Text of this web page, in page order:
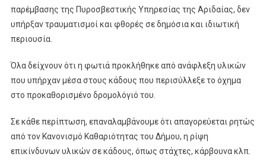
παρέμβασης της Πυροσβεστικής Υπηρεσίας της Αριδαίας, δεν
υπήρξαν τραυματισμοί και φθορές σε δημόσια και ιδιωτική
περιουσία.
Όλα δείχνουν ότι η φωτιά προκλήθηκε από ανάφλεξη υλικών
που υπήρχαν μέσα στους κάδους που περισύλλεξε το όχημα
στο προκαθορισμένο δρομολόγιό του.
Σε κάθε περίπτωση, επαναλαμβάνουμε ότι απαγορεύεται ρητώς
από τον Κανονισμό Καθαριότητας του Δήμου, η ρίψη
επικίνδυνων υλικών σε κάδους, όπως στάχτες, κάρβουνα κλπ.